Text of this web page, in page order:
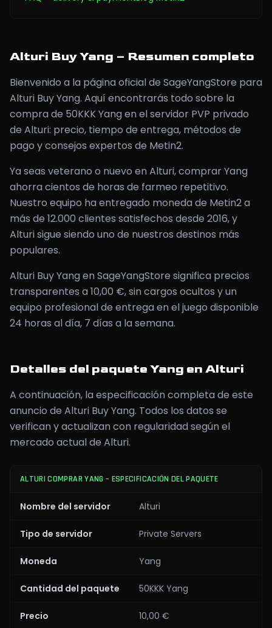
Alturi Buy Yang – Resumen completo
Bienvenido a la página oficial de SageYangStore para
Alturi Buy Yang. Aquí encontrarás todo sobre la
compra de 50KKK Yang en el servidor PVP privado
de Alturi: precio, tiempo de entrega, métodos de
pago y consejos expertos de Metin2.
Ya seas veterano o nuevo en Alturi, comprar Yang
ahorra cientos de horas de farmeo repetitivo.
Nuestro equipo ha entregado moneda de Metin2 a
más de 12.000 clientes satisfechos desde 2016, y
Alturi sigue siendo uno de nuestros destinos más
populares.
Alturi Buy Yang en SageYangStore significa precios
transparentes a 10,00 €, sin cargos ocultos y un
equipo profesional de entrega en el juego disponible
24 horas al día, 7 días a la semana.
Detalles del paquete Yang en Alturi
A continuación, la especificación completa de este
anuncio de Alturi Buy Yang. Todos los datos se
verifican y actualizan con regularidad según el
mercado actual de Alturi.
ALTURI COMPRAR YANG – ESPECIFICACIÓN DEL PAQUETE
Nombre del servidor Alturi
Tipo de servidor Private Servers
Moneda Yang
Cantidad del paquete 50KKK Yang
Precio 10,00 €